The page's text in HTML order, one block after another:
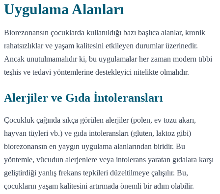
Uygulama Alanları
Biorezonansın çocuklarda kullanıldığı bazı başlıca alanlar, kronik
rahatsızlıklar ve yaşam kalitesini etkileyen durumlar üzerinedir.
Ancak unutulmamalıdır ki, bu uygulamalar her zaman modern tıbbi
teşhis ve tedavi yöntemlerine destekleyici nitelikte olmalıdır.
Alerjiler ve Gıda İntoleransları
Çocukluk çağında sıkça görülen alerjiler (polen, ev tozu akarı,
hayvan tüyleri vb.) ve gıda intoleransları (gluten, laktoz gibi)
biorezonansın en yaygın uygulama alanlarından biridir. Bu
yöntemle, vücudun alerjenlere veya intolerans yaratan gıdalara karşı
geliştirdiği yanlış frekans tepkileri düzeltilmeye çalışılır. Bu,
çocukların yaşam kalitesini artırmada önemli bir adım olabilir.